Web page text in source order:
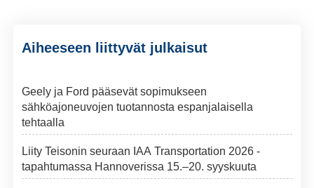
Aiheeseen liittyvät julkaisut
Geely ja Ford pääsevät sopimukseen
sähköajoneuvojen tuotannosta espanjalaisella
tehtaalla
Liity Teisonin seuraan IAA Transportation 2026 -
tapahtumassa Hannoverissa 15.–20. syyskuuta